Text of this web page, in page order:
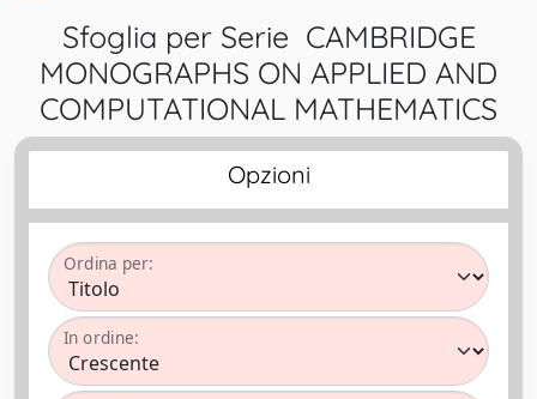
Sfoglia per Serie CAMBRIDGE
MONOGRAPHS ON APPLIED AND
COMPUTATIONAL MATHEMATICS
Opzioni
Ordina per:
In ordine: